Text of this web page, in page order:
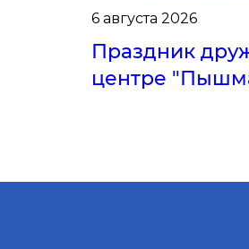
6 августа 2026
Праздник
центре